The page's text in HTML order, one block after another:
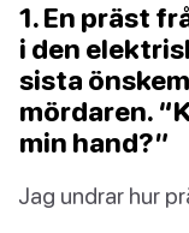
1. En präst
i den
sista
mördaren.
min hand?”
Jag undrar hur